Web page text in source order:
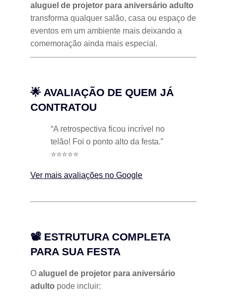
aluguel de projetor para aniversário adulto
transforma qualquer salão, casa ou espaço de
eventos em um ambiente mais deixando a
comemoração ainda mais especial.
🌟 AVALIAÇÃO DE QUEM JÁ
CONTRATOU
“A retrospectiva ficou incrível no
telão! Foi o ponto alto da festa.”
⭐⭐⭐⭐⭐
Ver mais avaliações no Google
📽 ESTRUTURA COMPLETA
PARA SUA FESTA
O aluguel de projetor para aniversário
adulto pode incluir: